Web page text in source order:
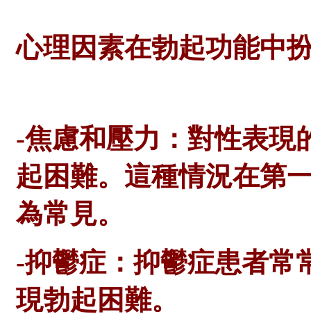
心理因素在勃起功能中
-焦慮和壓力：對性表現
起困難。這種情況在第
為常見。
-抑鬱症：抑鬱症患者常
現勃起困難。